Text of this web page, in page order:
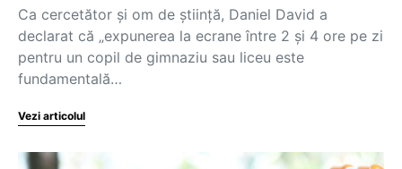
Ca cercetător și om de știință, Daniel David a
declarat că „expunerea la ecrane între 2 și 4 ore pe zi
pentru un copil de gimnaziu sau liceu este
fundamentală…
Vezi articolul